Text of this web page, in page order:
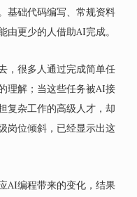
基础代码编写、常规资料
更少的人借助AI完成。
，很多人通过完成简单任
理解；当这些任务被AI接
复杂工作的高级人才，却
岗位倾斜，已经显示出这
AI编程带来的变化，结果